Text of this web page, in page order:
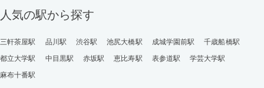
人気の駅から探す
三軒茶屋駅 品川駅 渋谷駅 池尻大橋駅 成城学園前駅
千歳船橋駅
都立大学駅
中目黒駅 赤坂駅 恵比寿駅 表参道駅
学芸大学駅
麻布十番駅